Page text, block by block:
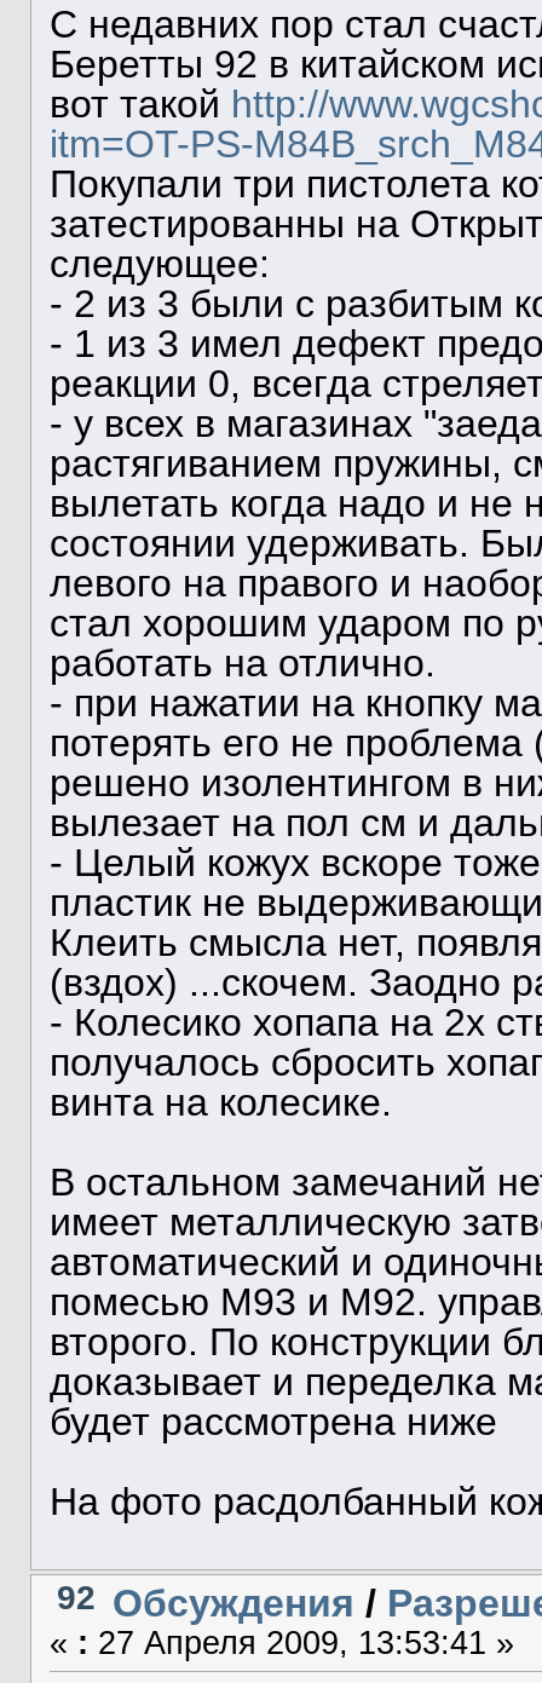
С недавних пор стал
Беретты 92 в китайском
вот такой http://
itm=OT-PS-
Покупали три пистолета
затестированны на
следующее:
- 2 из 3 были с разбитым
- 1 из 3 имел дефект
реакции 0, всегда
- у всех в магазинах
растягиванием пружины,
вылетать когда надо и не
состоянии удерживать.
левого на правого и
стал хорошим ударом по
работать на отлично.
- при нажатии на кнопку
потерять его не
решено изолентингом в
вылезает на пол см и
- Целый кожух вскоре
пластик не
Клеить смысла нет,
(вздох) ...скочем. Заодно
- Колесико хопапа на 2х
получалось сбросить
винта на колесике.
В остальном замечаний
имеет металлическую
автоматический и
помесью М93 и М92.
второго. По конструкции
доказывает и переделка
будет рассмотрена ниже
На фото расдолбанный
92 Обсуждения /
« : 27 Апреля 2009, 13:53:41 »